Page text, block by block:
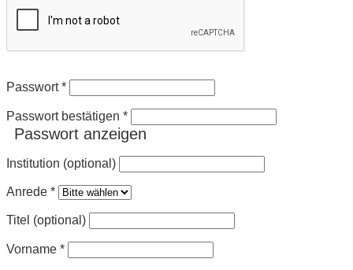
Passwort*
Passwort bestätigen *
Passwort anzeigen
Institution (optional)
Anrede *
Titel (optional)
Vorname *